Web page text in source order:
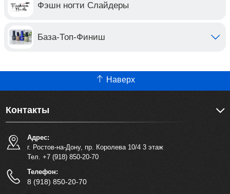
Фэшн ногти Слайдеры
База-Топ-Финиш
Наверх
Контакты
Адрес:
г. Ростов-на-Дону, пр. Королева 10/4 3 этаж
Тел. +7 (918) 850-20-70
Телефон:
8 (918) 850-20-70